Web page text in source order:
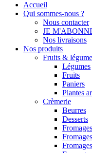
Accueil
Qui sommes-nous ?
Nous contacter
JE
Nos livraisons
Nos produits
Fruits &
Légumes
Fruits
Paniers
Plantes
Crèmerie
Beurres
Desserts